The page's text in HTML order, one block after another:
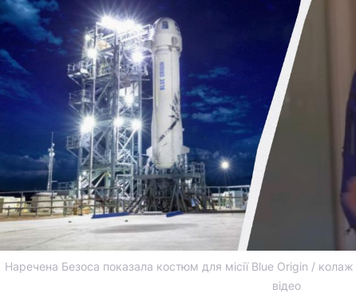
Наречена Безоса показала костюм для місії Blue Origin /
відео